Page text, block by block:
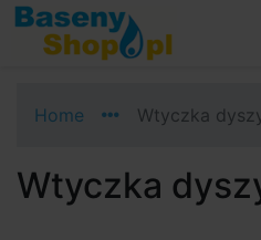
Przejdź do nawigacji
Przejdź do treści
Przejdź do paska
Home Wtyczka
Wtyczka